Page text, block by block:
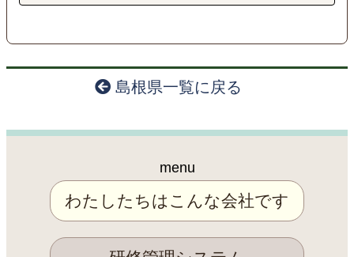
島根県一覧に戻る
menu
わたしたちはこんな会社です